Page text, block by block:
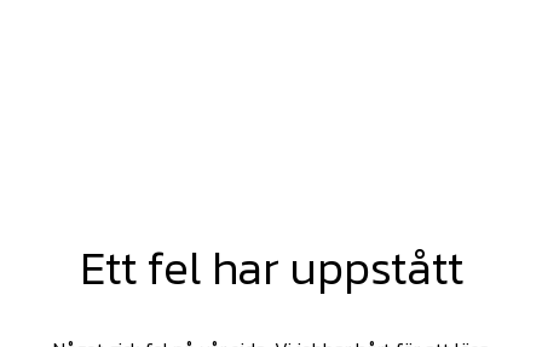
Ett fel har uppstått